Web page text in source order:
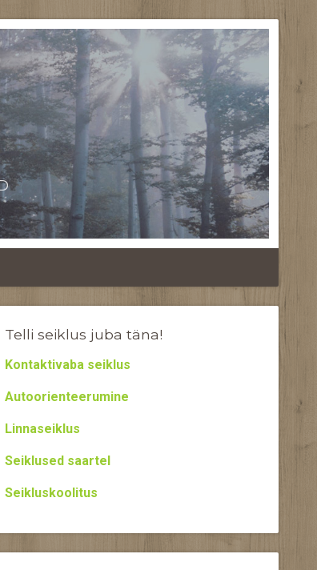
Telli seiklus juba täna!
Kontaktivaba seiklus
Autoorienteerumine
Linnaseiklus
Seiklused saartel
Seikluskoolitus